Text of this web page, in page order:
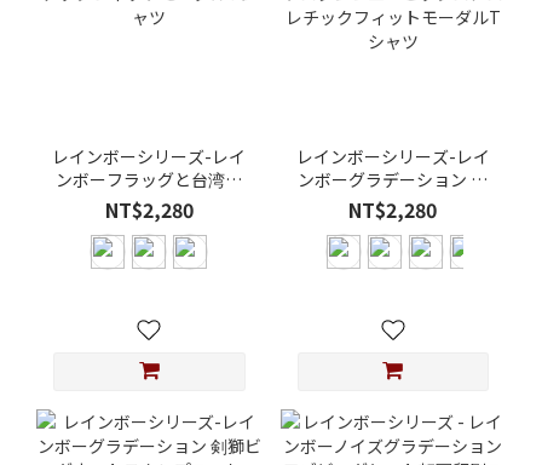
レインボーシリーズ-レイ
ンボーフラッグと台湾の
旗小さな刺繍ユニセック
スアスレチックフィット
モーダルTシャツ
NT$2,280
レインボーシリーズ-レイ
ンボーグラデーション ブ
レーキング ウェーブスビ
ッグホットスタンプユニ
セックスアスレチックフ
ィットモーダルTシャツ
NT$2,280